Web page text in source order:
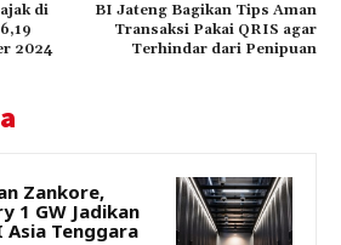
di
2024
BI Jateng Bagikan Tips Aman
Transaksi Pakai QRIS agar
Terhindar dari Penipuan
Zankore,
1 GW Jadikan
Asia Tenggara